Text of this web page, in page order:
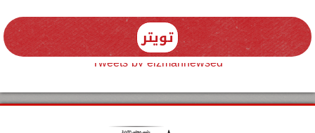
تويتر
Tweets by elzmannewseg